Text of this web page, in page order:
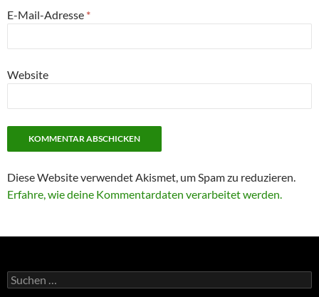
E-Mail-Adresse *
Website
Diese Website verwendet Akismet, um Spam zu reduzieren.
Erfahre, wie deine Kommentardaten verarbeitet werden.
Suchen
nach: